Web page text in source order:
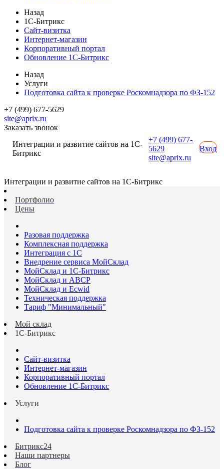
Назад
1С-Битрикс
Сайт-визитка
Интернет-магазин
Корпоративный портал
Обновление 1С-Битрикс
Назад
Услуги
Подготовка сайта к проверке Роскомнадзора по ФЗ-152
+7 (499) 677-5629
site@aprix.ru
Заказать звонок
Интеграции и развитие сайтов на 1С-
Битрикс
+7 (499) 677-
5629
site@aprix.ru
Вход
Интеграции и развитие сайтов на 1С-Битрикс
Портфолио
Цены
Разовая поддержка
Комплексная поддержка
Интеграция с 1С
Внедрение сервиса МойСклад
МойСклад и 1С-Битрикс
МойСклад и ABCP
МойСклад и Ecwid
Техническая поддержка
Тариф "Минимальный"
Мой склад
1С-Битрикс
Сайт-визитка
Интернет-магазин
Корпоративный портал
Обновление 1С-Битрикс
Услуги
Подготовка сайта к проверке Роскомнадзора по ФЗ-152
Битрикс24
Наши партнеры
Блог